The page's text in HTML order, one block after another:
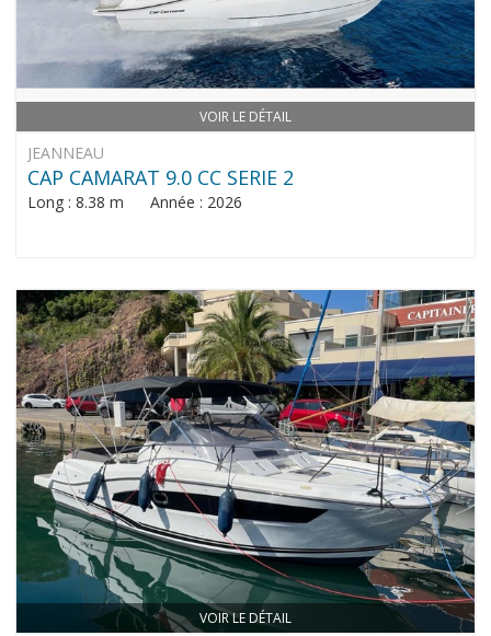
VOIR LE DÉTAIL
JEANNEAU
CAP CAMARAT 9.0 CC SERIE 2
Long : 8.38 m Année : 2026
VOIR LE DÉTAIL